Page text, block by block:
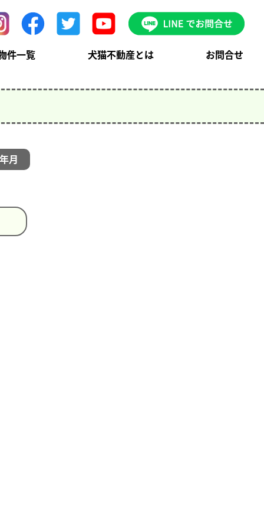
件一覧 犬猫不動産とは お問合せ
月